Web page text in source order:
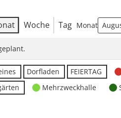
Woche Tag Monat
Dorfladen FEIERTAG
Mehrzweckhalle